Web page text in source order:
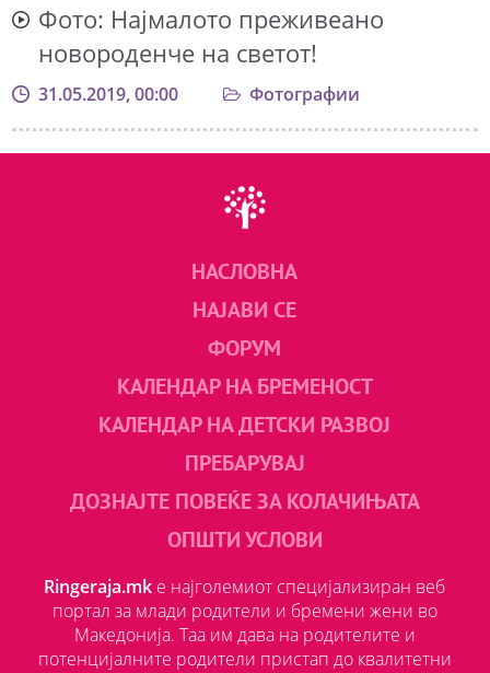
Фото: Најмалото преживеано
новороденче на светот!
31.05.2019, 00:00 Фотографии
НАСЛОВНА
НАЈАВИ СЕ
ФОРУМ
КАЛЕНДАР НА БРЕМЕНОСТ
КАЛЕНДАР НА ДЕТСКИ РАЗВОЈ
ПРЕБАРУВАЈ
ДОЗНАЈТЕ ПОВЕЌЕ ЗА КОЛАЧИЊАТА
ОПШТИ УСЛОВИ
Ringeraja.mk е најголемиот специјализиран веб
портал за млади родители и бремени жени во
Македонија. Таа им дава на родителите и
потенцијалните родители пристап до квалитетни